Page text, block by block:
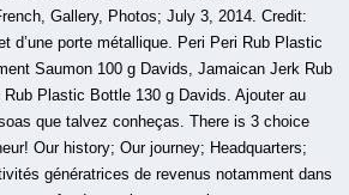
Gallery, Photos; July 3, 2014. Credit:
d’une porte métallique. Peri Peri Rub Plastic
Saumon 100 g Davids, Jamaican Jerk Rub
Plastic Bottle 130 g Davids. Ajouter au
que talvez conheças. There is 3 choice
Our history; Our journey; Headquarters;
génératrices de revenus notamment dans